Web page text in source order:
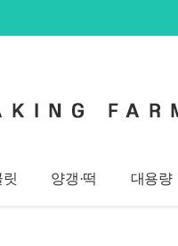
릿 양갱·떡 대용량